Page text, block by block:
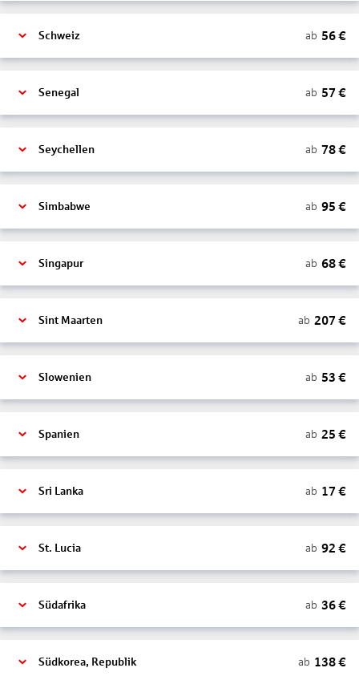
Schweiz ab 56€
Senegal ab 57 €
Seychellen ab 78€
Simbabwe ab 95 €
Singapur ab 68€
Sint Maarten ab 207 €
Slowenien ab 53 €
Spanien ab 25 €
Sri Lanka ab 17 €
St. Lucia ab 92 €
Südafrika ab 36€
Südkorea, Republik ab 138€